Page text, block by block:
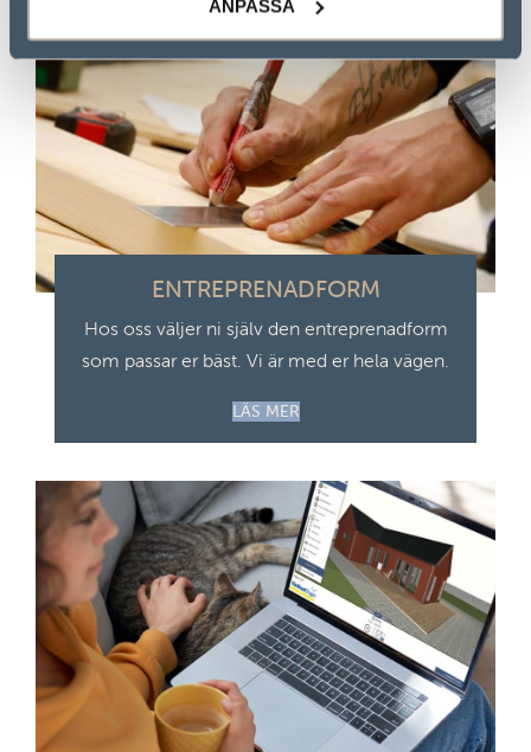
ANPASSA
ENTREPRENADFORM
Hos oss väljer ni själv den entreprenadform
som passar er bäst. Vi är med er hela vägen.
LÄS MER